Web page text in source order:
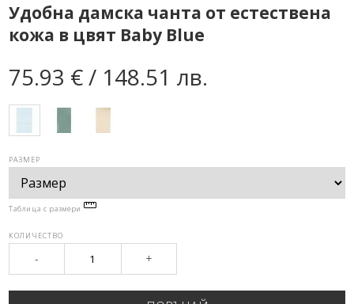
Удобна дамска чанта от естествена
кожа в цвят Baby Blue
75.93 € / 148.51 лв.
РАЗМЕР
Таблица с размери
КОЛИЧЕСТВО
- +